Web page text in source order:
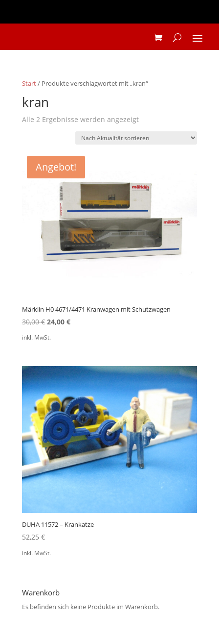
Start/ Produkte verschlagwortet mit „kran“
kran
Alle 2 Ergebnisse werden angezeigtNach
sortiert
Angebot!
Märklin H0 4671/4471 Kranwagen mit Schutzwagen
30,00€ Ursprünglicher
24,00 €Aktueller
inkl. MwSt.
DUHA 11572 – Krankatze
52,25 €
inkl. MwSt.
Warenkorb
Es befinden sich keine Produkte im Warenkorb.